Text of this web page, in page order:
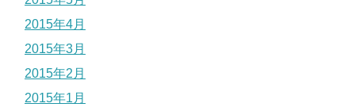
2015年4月
2015年3月
2015年2月
2015年1月